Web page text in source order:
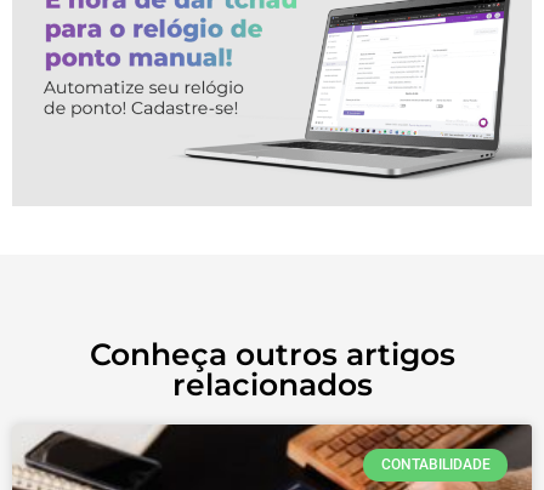
Conheça outros artigos
relacionados
CONTABILIDADE